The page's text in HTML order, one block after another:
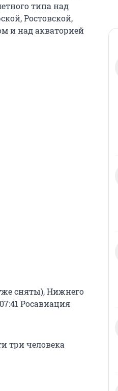
типа над
Ростовской,
и над акваторией
сняты), Нижнего
Росавиация
три человека